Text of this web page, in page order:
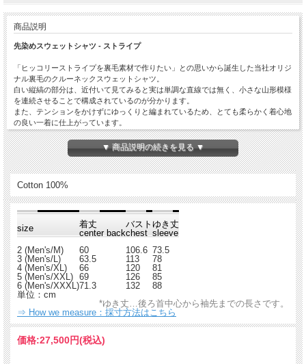
商品説明
先染めスウェットシャツ - ストライプ
「ヒッコリーストライプを裏毛素材で作りたい」との思いから誕生した当社オリジ
ナル裏毛のクルーネックスウェットシャツ。
白い縦縞の部分は、近付いて見てみると実は単調な直線では無く、小さな山形模様
を連続させることで構成されているのが分かります。
また、テンションをかけずにゆっくりと編まれているため、とても柔らかく着心地
の良い一着に仕上がっています。
首元、袖、脇、裾には針抜きリブを使用しており、ボディー部分だけではなく、各
パーツの色落ちもしっかりと楽しめる”育てるスウェット”です。
⇒ Indigoはこちら
▼ 商品説明の続きを見る ▼
Cotton 100%
size
着丈
center back
バスト
chest
ゆき丈
sleeve
2 (Men's/M)
60 106.6 73.5
3 (Men's/L)
63.5 113
78
4 (Men's/XL)
66 120
81
5 (Men's/XXL) 69 126
85
6 (Men's/XXXL)71.3 132
88
単位：cm
*ゆき丈…後ろ首中心から袖先までの長さです。
⇒ How we measure：採寸方法はこちら
価格:27,500円(税込)